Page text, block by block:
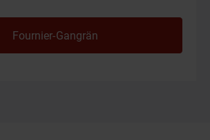
Fournier-Gangrän